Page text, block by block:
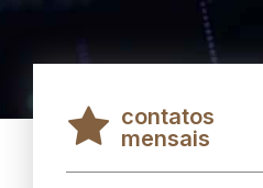
contatos
mensais